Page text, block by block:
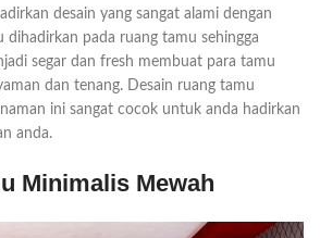
desain yang sangat alami dengan
dihadirkan pada ruang tamu sehingga
segar dan fresh membuat para tamu
dan tenang. Desain ruang tamu
ini sangat cocok untuk anda hadirkan
anda.
Minimalis Mewah